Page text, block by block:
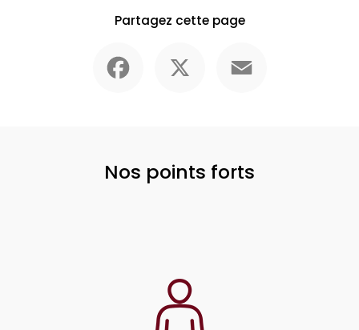
Partagez cette page
Nos points forts